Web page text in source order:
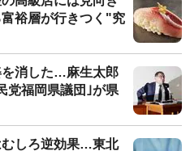
裕層が行きつく"究
を消した…麻生太郎
党福岡県議団｣が県
むしろ逆効果…東北